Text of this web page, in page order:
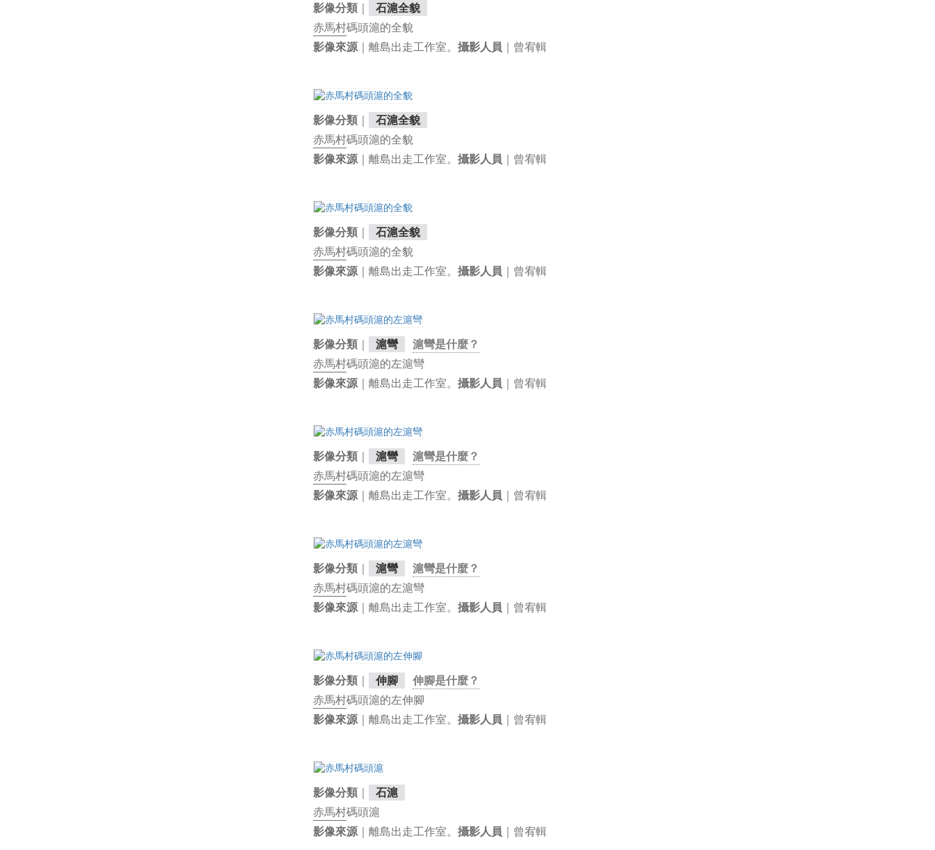
影像分類｜ 石滬全貌
赤馬村碼頭滬的全貌
影像來源｜離島出走工作室。 攝影人員｜曾宥輯
影像分類｜ 石滬全貌
赤馬村碼頭滬的全貌
影像來源｜離島出走工作室。 攝影人員｜曾宥輯
影像分類｜ 石滬全貌
赤馬村碼頭滬的全貌
影像來源｜離島出走工作室。 攝影人員｜曾宥輯
影像分類｜ 滬彎 滬彎是什麼？
赤馬村碼頭滬的左滬彎
影像來源｜離島出走工作室。 攝影人員｜曾宥輯
影像分類｜ 滬彎 滬彎是什麼？
赤馬村碼頭滬的左滬彎
影像來源｜離島出走工作室。 攝影人員｜曾宥輯
影像分類｜ 滬彎 滬彎是什麼？
赤馬村碼頭滬的左滬彎
影像來源｜離島出走工作室。 攝影人員｜曾宥輯
影像分類｜ 伸腳 伸腳是什麼？
赤馬村碼頭滬的左伸腳
影像來源｜離島出走工作室。 攝影人員｜曾宥輯
影像分類｜ 石滬
赤馬村碼頭滬
影像來源｜離島出走工作室。 攝影人員｜曾宥輯